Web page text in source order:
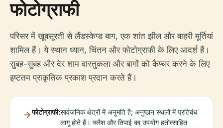
फोटोग्राफी
परिसर में खूबसूरती से लैंडस्केप्ड बाग, एक शांत झील और बाहरी मूर्तियां
शामिल हैं। ये स्थान ध्यान, चिंतन और फोटोग्राफी के लिए आदर्श हैं।
सुबह-सुबह और देर शाम वास्तुकला और बागों को कैप्चर करने के लिए
इष्टतम प्राकृतिक प्रकाश प्रदान करते हैं।
फोटोग्राफी:सार्वजनिक क्षेत्रों में अनुमति है; अनुष्ठान स्थलों में प्रतिबंध
लागू होते हैं। फ्लैश और तिपाई का उपयोग हतोत्साहित